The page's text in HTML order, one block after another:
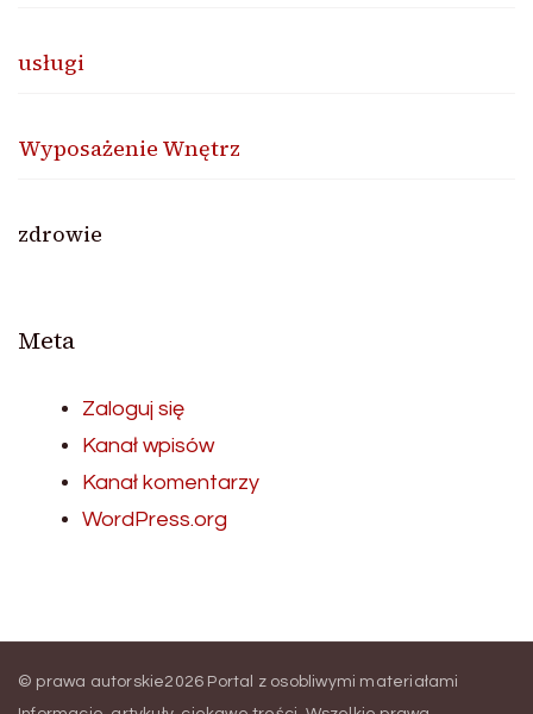
usługi
Wyposażenie Wnętrz
zdrowie
Meta
Zaloguj się
Kanał wpisów
Kanał komentarzy
WordPress.org
© prawa autorskie2026 Portal z osobliwymi materiałami